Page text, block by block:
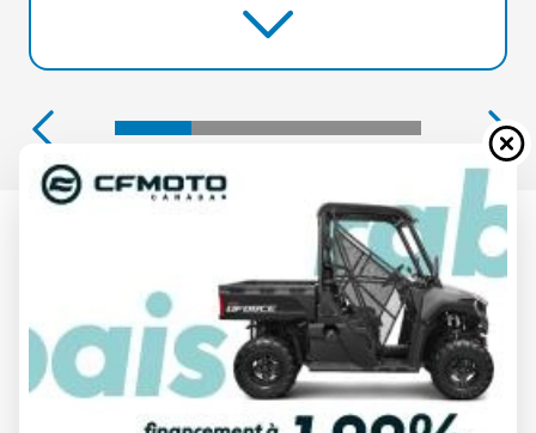
BF150 150DXDC
À partir de
20 199 $